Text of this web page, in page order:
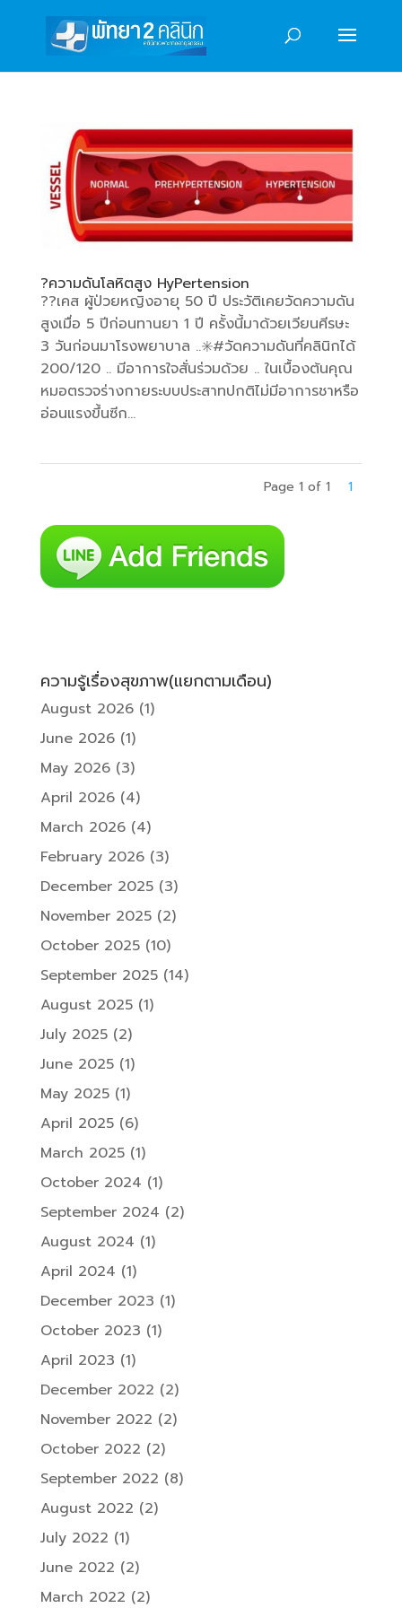
?ความดันโลหิตสูง HyPertension
??เคส ผู้ป่วยหญิงอายุ 50 ปี ประวัติเคยวัดความดัน
สูงเมื่อ 5 ปีก่อนทานยา 1 ปี ครั้งนี้มาด้วยเวียนศีรษะ
3 วันก่อนมาโรงพยาบาล ..✳️#วัดความดันที่คลินิกได้
200/120 .. มีอาการใจสั่นร่วมด้วย .. ในเบื้องต้นคุณ
หมอตรวจร่างกายระบบประสาทปกติไม่มีอาการชาหรือ
อ่อนแรงขึ้นซีก...
Page 1 of 1 1
ความรู้เรื่องสุขภาพ(แยกตามเดือน)
August 2026(1)
June 2026(1)
May 2026(3)
April 2026(4)
March 2026(4)
February 2026(3)
December 2025(3)
November 2025(2)
October 2025(10)
September 2025(14)
August 2025(1)
July 2025(2)
June 2025(1)
May 2025(1)
April 2025(6)
March 2025(1)
October 2024 (1)
September 2024 (2)
August 2024 (1)
April 2024 (1)
December 2023 (1)
October 2023 (1)
April 2023 (1)
December 2022 (2)
November 2022 (2)
October 2022 (2)
September 2022 (8)
August 2022 (2)
July 2022 (1)
June 2022 (2)
March 2022 (2)